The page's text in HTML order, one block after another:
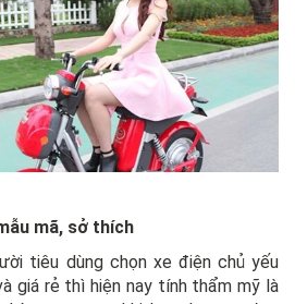
mã, sở thích
tiêu dùng chọn xe điện chủ yếu
giá rẻ thì hiện nay tính thẩm mỹ là